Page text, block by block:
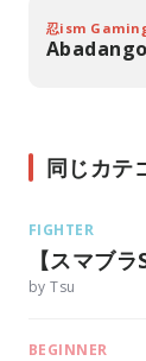
忍ism
Abadango
同じカテ
FIGHTER
【スマブ
by Tsu
BEGINNER